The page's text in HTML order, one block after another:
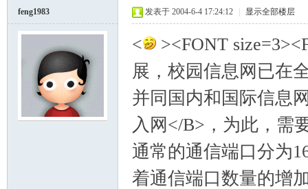
feng1983 发表于 2004-6-4 17:24:12 显示全部楼层
<
><FONT
展，校园信息网已在
并同国内和国际信息
入网</B>，为此，需
通常的通信端口分为
着通信端口数量的增